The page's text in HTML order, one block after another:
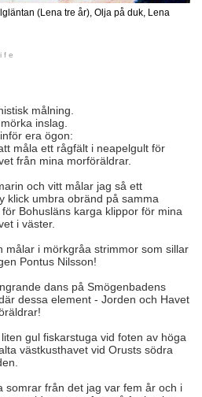
(Lena tre år), Olja på duk, Lena
målning.
inslag.
era ögon:
måla ett rågfält i neapelgult för
från mina morföräldrar.
och vitt målar jag så ett
klick umbra obränd på samma
Bohusläns karga klippor för mina
i väster.
målar i mörkgråa strimmor som sillar
Pontus Nilsson!
dans på Smögenbadens
dessa element - Jorden och Havet
gul fiskarstuga vid foten av höga
västkusthavet vid Orusts södra
somrar från det jag var fem år och i